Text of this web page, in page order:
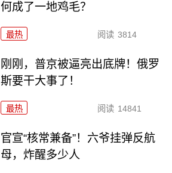
何成了一地鸡毛？
最热 阅读 3814
刚刚，普京被逼亮出底牌！俄罗
斯要干大事了！
最热 阅读 14841
官宣“核常兼备”！六爷挂弹反航
母，炸醒多少人